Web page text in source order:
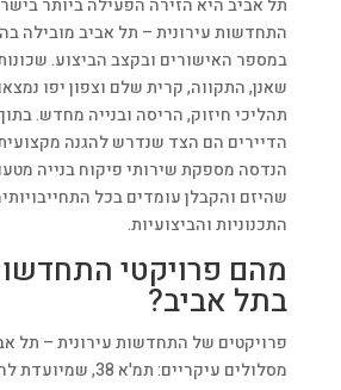
תל אביב היא הזירה הפעילה ביותר
התחדשות עירונית – תל אביב מובילה
במספר האישורים ובקצב הביצוע. שכונות
שאנן, התקווה, קרית שלם וצפון יפו
תהליכי חיזוק, הריסה ובנייה מחדש.
הדיירים הם הצד שנדרש להגנה
הנדסה מספקת שירותי פיקוח בנייה
שהיזם והקבלן עומדים בכל
התכנוניות והביצועיות.
מהם פרויקטי
בתל אביב?
פרויקטים של התחדשות עירונית – תל
מסלולים עיקריים: